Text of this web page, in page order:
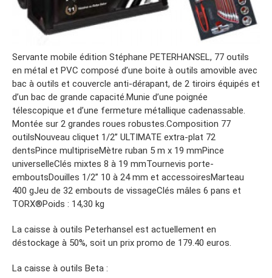
Servante mobile édition Stéphane PETERHANSEL, 77 outils
en métal et PVC composé d’une boite à outils amovible avec
bac à outils et couvercle anti-dérapant, de 2 tiroirs équipés et
d’un bac de grande capacité.Munie d’une poignée
télescopique et d’une fermeture métallique cadenassable.
Montée sur 2 grandes roues robustes.Composition 77
outilsNouveau cliquet 1/2’’ ULTIMATE extra-plat 72
dentsPince multipriseMètre ruban 5 m x 19 mmPince
universelleClés mixtes 8 à 19 mmTournevis porte-
emboutsDouilles 1/2’’ 10 à 24 mm et accessoiresMarteau
400 gJeu de 32 embouts de vissageClés mâles 6 pans et
TORX®Poids : 14,30 kg
La caisse à outils Peterhansel est actuellement en
déstockage à 50%, soit un prix promo de 179.40 euros.
La caisse à outils Beta :